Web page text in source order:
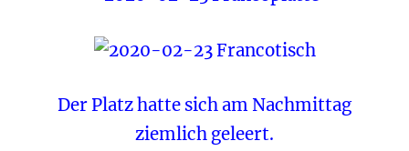
Der Platz hatte sich am Nachmittag
ziemlich geleert.